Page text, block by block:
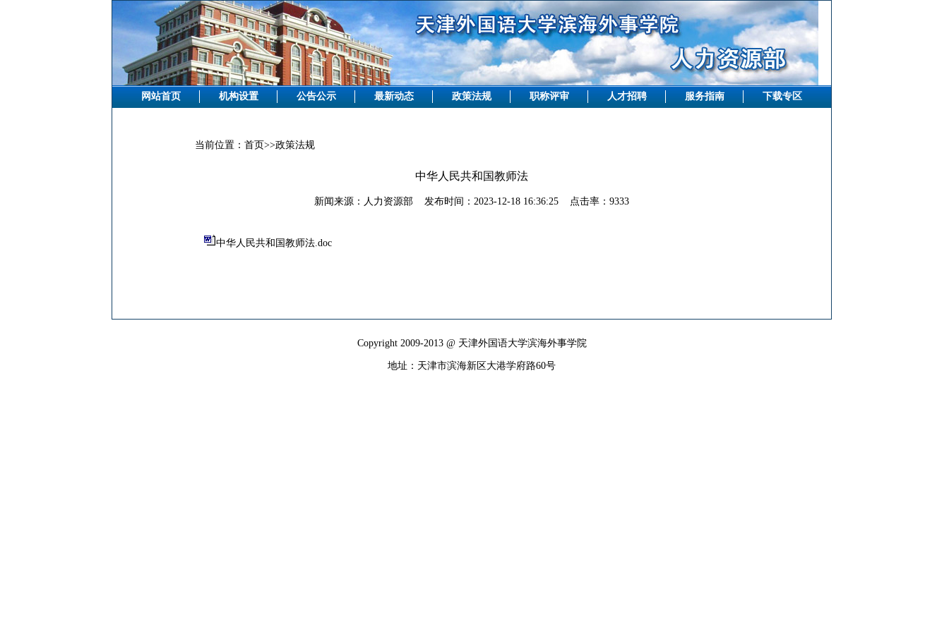
网站首页 机构设置 公告公示 最新动态 政策法规 职称评审 人才招聘 服务指南 下载专区
当前位置： 首页>>政策法规
中华人民共和国教师法
新闻来源：人力资源部 发布时间：2023-12-18 16:36:25 点击率：9333
中华人民共和国教师法.doc
Copyright 2009-2013 @ 天津外国语大学滨海外事学院
地址：天津市滨海新区大港学府路60号